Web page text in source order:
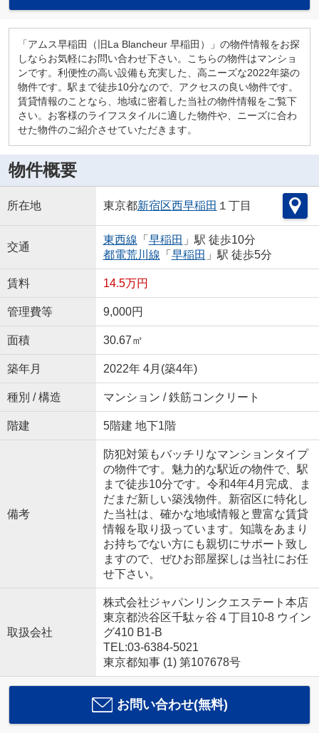
「アムス早稲田（旧La Blancheur 早稲田）」の物件情報をお探
しならお気軽にお問い合わせ下さい。こちらの物件はマンショ
ンです。利便性の高い設備も充実した、高ニーズな2022年築の
物件です。駅まで徒歩10分なので、アクセスの良い物件です。
賃貸情報のことなら、地域に密着した当社の物件情報をご覧下
さい。お客様のライフスタイルに適した物件や、ニーズに合わ
せた物件のご紹介させていただきます。
物件概要
所在地 東京都新宿区西早稲田 １丁目
交通
東西線 「 早稲田 」駅 徒歩10分
都電荒川線 「 早稲田 」駅 徒歩5分
賃料 14.5万円
管理費等 9,000円
面積 30.67㎡
築年月 2022年 4月(築4年)
種別 / 構造 マンション / 鉄筋コンクリート
階建 5階建 地下1階
備考
防犯対策もバッチリなマンションタイプ
の物件です。魅力的な駅近の物件で、駅
まで徒歩10分です。令和4年4月完成、ま
だまだ新しい築浅物件。新宿区に特化し
た当社は、確かな地域情報と豊富な賃貸
情報を取り扱っています。知識をあまり
お持ちでない方にも親切にサポート致し
ますので、ぜひお部屋探しは当社にお任
せ下さい。
取扱会社
株式会社ジャパンリンクエステート本店
東京都渋谷区千駄ヶ谷４丁目10-8 ウイン
グ410 B1-B
TEL:03-6384-5021
東京都知事 (1) 第107678号
お問い合わせ(無料)